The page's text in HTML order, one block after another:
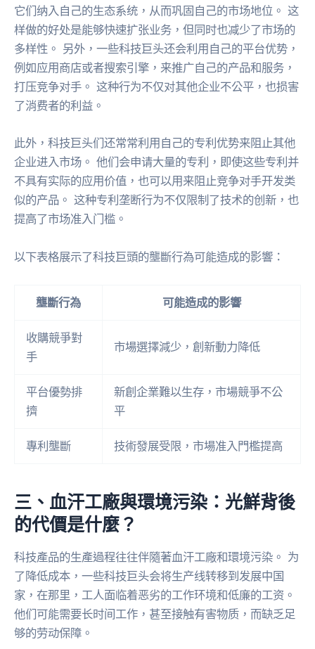
它们纳入自己的生态系统，从而巩固自己的市场地位。 这
样做的好处是能够快速扩张业务，但同时也减少了市场的
多样性。 另外，一些科技巨头还会利用自己的平台优势，
例如应用商店或者搜索引擎，来推广自己的产品和服务，
打压竞争对手。 这种行为不仅对其他企业不公平，也损害
了消费者的利益。
此外，科技巨头们还常常利用自己的专利优势来阻止其他
企业进入市场。 他们会申请大量的专利，即使这些专利并
不具有实际的应用价值，也可以用来阻止竞争对手开发类
似的产品。 这种专利垄断行为不仅限制了技术的创新，也
提高了市场准入门槛。
以下表格展示了科技巨頭的壟斷行為可能造成的影響：
壟斷行為 可能造成的影響
收購競爭對
手
市場選擇減少，創新動力降低
平台優勢排
擠
新創企業難以生存，市場競爭不公
平
專利壟斷 技術發展受限，市場准入門檻提高
三、血汗工廠與環境污染：光鮮背後
的代價是什麼？
科技產品的生產過程往往伴隨著血汗工廠和環境污染。 为
了降低成本，一些科技巨头会将生产线转移到发展中国
家，在那里，工人面临着恶劣的工作环境和低廉的工资。
他们可能需要长时间工作，甚至接触有害物质，而缺乏足
够的劳动保障。